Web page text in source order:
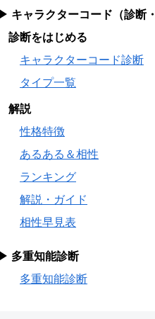
▶ キャラクターコード（診断
診断をはじめる
キャラクターコード診断
タイプ一覧
解説
性格特徴
あるある＆相性
ランキング
解説・ガイド
相性早見表
▶ 多重知能診断
多重知能診断